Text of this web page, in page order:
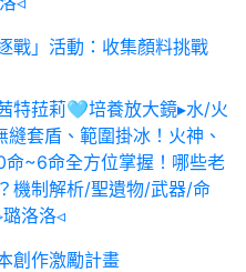
戰」活動：收集顏料挑戰
特菈莉🩵培養放大鏡▸水/火
縫套盾、範圍掛冰！火神、
命~6命全方位掌握！哪些老
機制解析/聖遺物/武器/命
洛洛◃
創作激勵計畫